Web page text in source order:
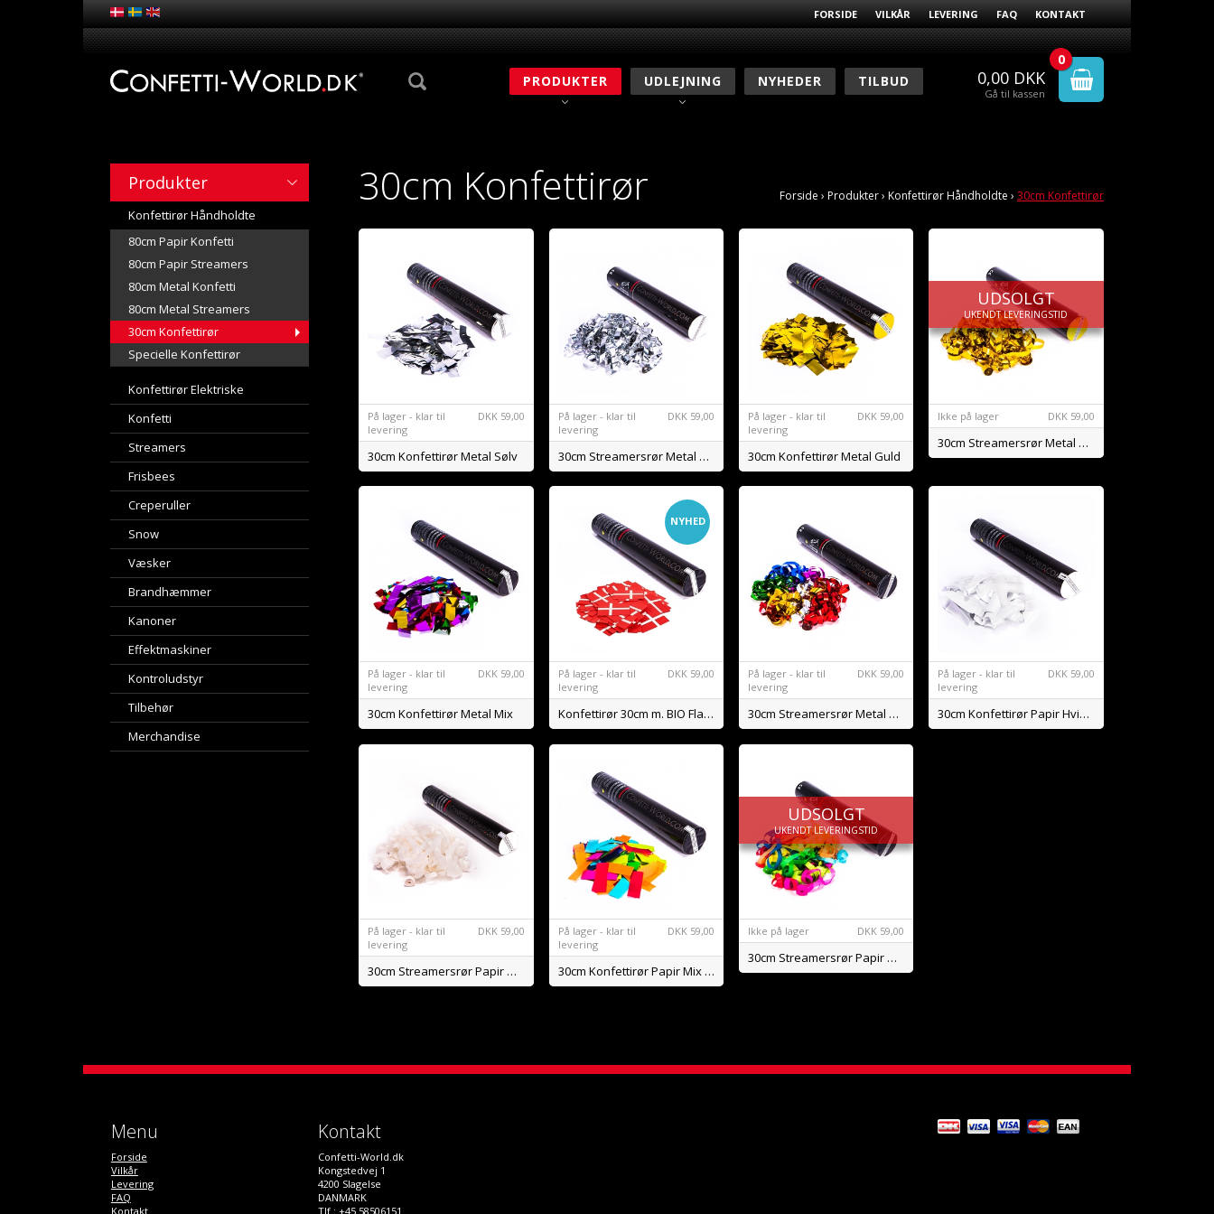
FORSIDE VILKÅR LEVERING FAQ KONTAKT
0
0,00 DKK
Gå til kassen
PRODUKTER UDLEJNING NYHEDER TILBUD
Produkter
Konfettirør Håndholdte
80cm Papir Konfetti
80cm Papir Streamers
80cm Metal Konfetti
80cm Metal Streamers
30cm Konfettirør
Specielle Konfettirør
Konfettirør Elektriske
Konfetti
Streamers
Frisbees
Creperuller
Snow
Væsker
Brandhæmmer
Kanoner
Effektmaskiner
Kontroludstyr
Tilbehør
Merchandise
Forside › Produkter› Konfettirør Håndholdte › 30cm Konfettirør
30cm Konfettirør
DKK 59,00
På lager - klar til
levering
30cm Konfettirør Metal Sølv
DKK 59,00
På lager - klar til
levering
30cm Streamersrør Metal Sølv
DKK 59,00
På lager - klar til
levering
30cm Konfettirør Metal Guld
UDSOLGT
UKENDT LEVERINGSTID
DKK 59,00
Ikke på lager
30cm Streamersrør Metal Gold
DKK 59,00
På lager - klar til
levering
30cm Konfettirør Metal Mix
NYHED
DKK 59,00
På lager - klar til
levering
Konfettirør 30cm m. BIO Flag DK
DKK 59,00
På lager - klar til
levering
30cm Streamersrør Metal Mix
DKK 59,00
På lager - klar til
levering
30cm Konfettirør Papir Hvid BIO
DKK 59,00
På lager - klar til
levering
30cm Streamersrør Papir Hvid BIO
DKK 59,00
På lager - klar til
levering
30cm Konfettirør Papir Mix BIO
UDSOLGT
UKENDT LEVERINGSTID
DKK 59,00
Ikke på lager
30cm Streamersrør Papir Mix BIO
Menu
Forside
Vilkår
Levering
FAQ
Kontakt
Kontakt
Confetti-World.dk
Kongstedvej 1
4200 Slagelse
DANMARK
Tlf.: +45 58506151